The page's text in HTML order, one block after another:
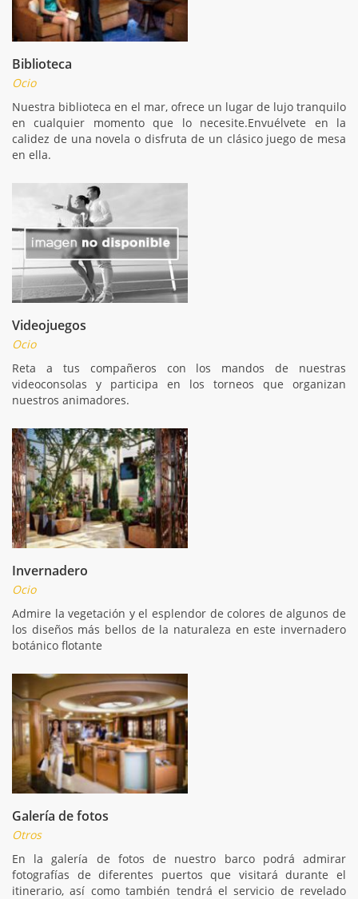
Biblioteca
Ocio
Nuestra biblioteca en el mar, ofrece un lugar de lujo tranquilo
en cualquier momento que lo necesite.Envuélvete en la
calidez de una novela o disfruta de un clásico juego de mesa
en ella.
Videojuegos
Ocio
Reta a tus compañeros con los mandos de nuestras
videoconsolas y participa en los torneos que organizan
nuestros animadores.
Invernadero
Ocio
Admire la vegetación y el esplendor de colores de algunos de
los diseños más bellos de la naturaleza en este invernadero
botánico flotante
Galería de fotos
Otros
En la galería de fotos de nuestro barco podrá admirar
fotografías de diferentes puertos que visitará durante el
itinerario, así como también tendrá el servicio de revelado